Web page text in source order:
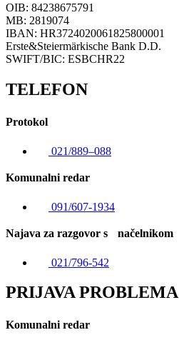
OIB: 84238675791
MB: 2819074
IBAN: HR3724020061825800001
Erste&Steiermärkische Bank D.D.
SWIFT/BIC: ESBCHR22
TELEFON
Protokol
021/889–088
Komunalni redar
091/607-1934
Najava za razgovor s načelnikom
021/796-542
PRIJAVA PROBLEMA
Komunalni redar